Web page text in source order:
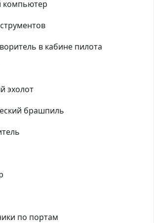
компьютер
в кабине пилота
эхолот
брашпиль
по портам